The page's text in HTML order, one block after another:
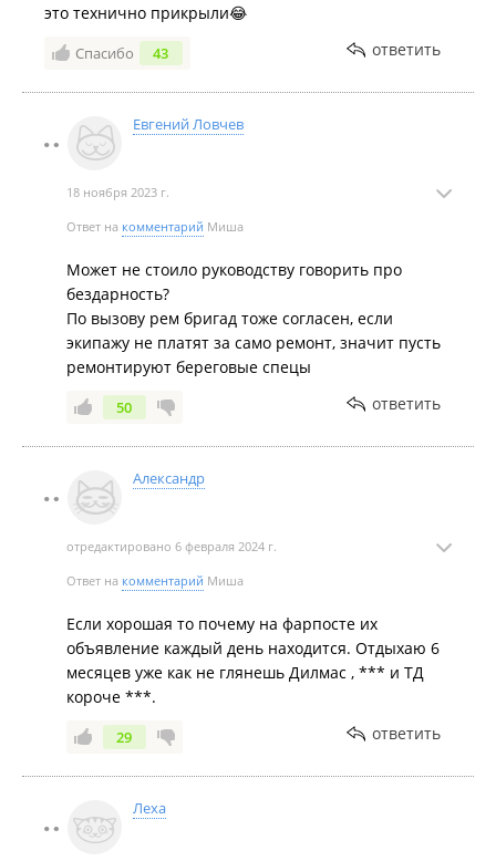
это технично прикрыли😂
Спасибо 43 ответить
Евгений Ловчев
18 ноября 2023 г.
Ответ на комментарий Миша
Может не стоило руководству говорить про
бездарность?
По вызову рем бригад тоже согласен, если
экипажу не платят за само ремонт, значит пусть
ремонтируют береговые спецы
50 ответить
Александр
отредактировано 6 февраля 2024 г.
Ответ на комментарий Миша
Если хорошая то почему на фарпосте их
объявление каждый день находится. Отдыхаю 6
месяцев уже как не глянешь Дилмас , *** и ТД
короче ***.
29 ответить
Леха